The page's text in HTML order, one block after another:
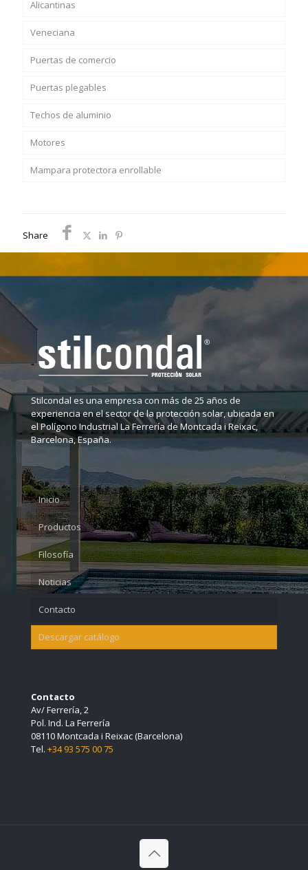
Alicantinas
Veneciana
Puertas de comercio
Puertas plegables
Techos de aluminio
Motores
Mampara protectora enrollable
Share
Stilcondal es una empresa con más de 25 años de
experiencia en el sector de la protección solar, ubicada en
el Polígono Industrial La Ferrería de Montcada i Reixac,
Barcelona, España.
Inicio
Productos
Filosofía
Noticias
Contacto
Descargar catálogo
Contacto
Av/ Ferrería, 2
Pol. Ind. La Ferrería
08110 Montcada i Reixac (Barcelona)
Tel. +34 93 575 00 75